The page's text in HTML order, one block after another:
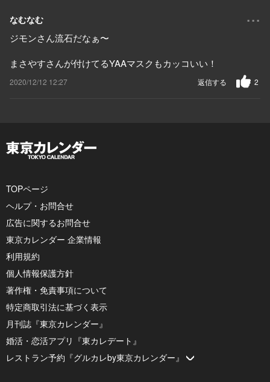
なむなむ ...
ジモンさん流石だなぁ〜
まさやすさんが付けてるYAAマスクもカッコいい！
2020/12/12 12:27 2
返信する
TOPページ
ヘルプ・お問合せ
広告に関するお問合せ
東京カレンダー 企業情報
利用規約
個人情報保護方針
著作権・免責事項について
特定商取引法に基づく表示
月刊誌『東京カレンダー』
婚活・恋活アプリ『東カレデート』
レストラン予約『グルカレby東京カレンダー』